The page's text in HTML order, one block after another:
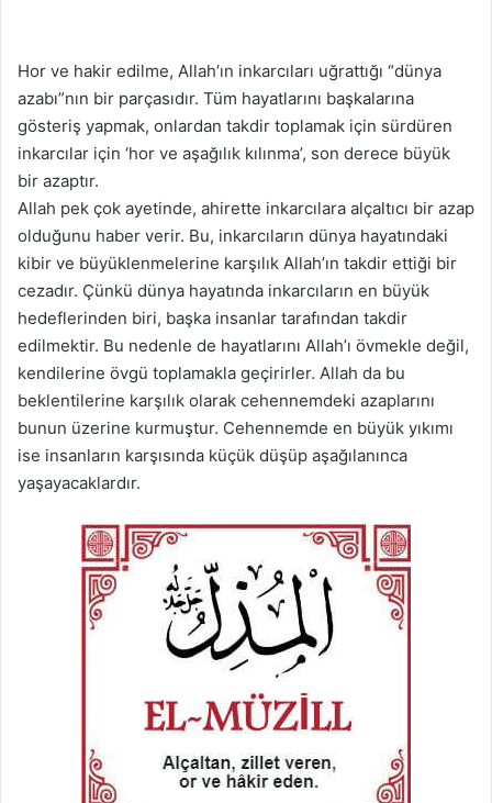
Hor ve hakir edilme, Allah’ın inkarcıları uğrattığı “dünya
azabı”nın bir parçasıdır. Tüm hayatlarını başkalarına
gösteriş yapmak, onlardan takdir toplamak için sürdüren
inkarcılar için ‘hor ve aşağılık kılınma’, son derece büyük
bir azaptır.
Allah pek çok ayetinde, ahirette inkarcılara alçaltıcı bir azap
olduğunu haber verir. Bu, inkarcıların dünya hayatındaki
kibir ve büyüklenmelerine karşılık Allah’ın takdir ettiği bir
cezadır. Çünkü dünya hayatında inkarcıların en büyük
hedeflerinden biri, başka insanlar tarafından takdir
edilmektir. Bu nedenle de hayatlarını Allah’ı övmekle değil,
kendilerine övgü toplamakla geçirirler. Allah da bu
beklentilerine karşılık olarak cehennemdeki azaplarını
bunun üzerine kurmuştur. Cehennemde en büyük yıkımı
ise insanların karşısında küçük düşüp aşağılanınca
yaşayacaklardır.